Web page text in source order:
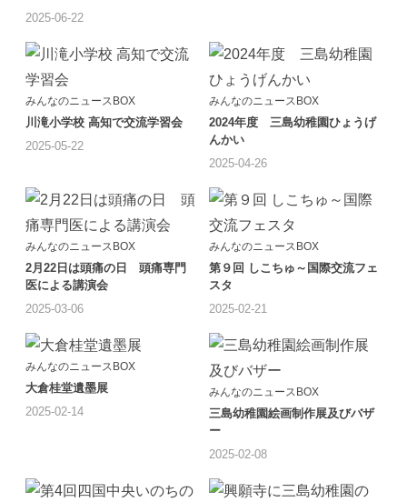
2025-06-22
みんなのニュースBOX
川滝小学校 高知で交流学習会
2025-05-22
みんなのニュースBOX
2024年度 三島幼稚園ひょうげ
んかい
2025-04-26
みんなのニュースBOX
2月22日は頭痛の日 頭痛専門
医による講演会
2025-03-06
みんなのニュースBOX
第９回 しこちゅ～国際交流フェ
スタ
2025-02-21
みんなのニュースBOX
大倉桂堂遺墨展
2025-02-14
みんなのニュースBOX
三島幼稚園絵画制作展及びバザ
ー
2025-02-08